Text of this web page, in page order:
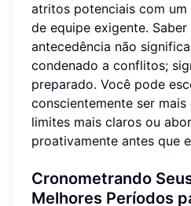
atritos potenciais com
de equipe exigente.
antecedência não
condenado a conflitos;
preparado. Você pode
conscientemente ser
limites mais claros ou
proativamente antes que
Cronometrando
Melhores Períodos